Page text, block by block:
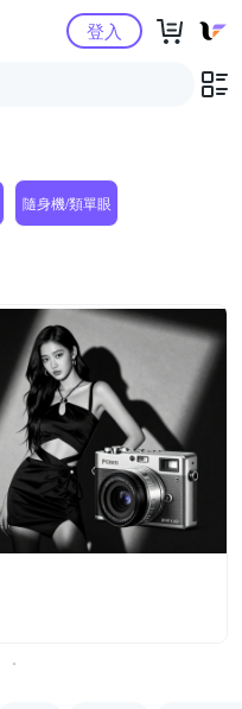
購物中心登入
隨身機/類單眼